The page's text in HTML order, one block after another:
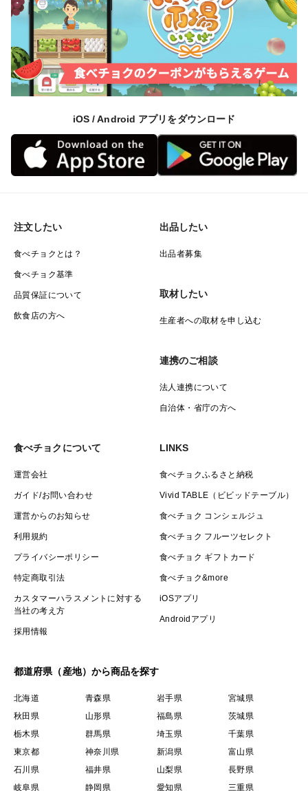
iOS / Android アプリをダウンロード
注文したい
食べチョクとは？
食べチョク基準
品質保証について
飲食店の方へ
出品したい
出品者募集
取材したい
生産者への取材を申し込む
連携のご相談
法人連携について
自治体・省庁の方へ
食べチョクについて
運営会社
ガイド/お問い合わせ
運営からのお知らせ
利用規約
プライバシーポリシー
特定商取引法
カスタマーハラスメントに対する
当社の考え方
採用情報
LINKS
食べチョクふるさと納税
Vivid TABLE（ビビッドテーブル）
食べチョク コンシェルジュ
食べチョク フルーツセレクト
食べチョク ギフトカード
食べチョク&more
iOSアプリ
Androidアプリ
都道府県（産地）から商品を探す
北海道 青森県 岩手県
宮城県
秋田県
山形県 福島県
茨城県
栃木県
群馬県 埼玉県
千葉県
東京都
神奈川県 新潟県
富山県
石川県
福井県 山梨県
長野県
岐阜県
静岡県 愛知県 三重県